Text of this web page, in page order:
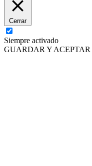
Cerrar
Siempre activado
GUARDAR Y ACEPTAR